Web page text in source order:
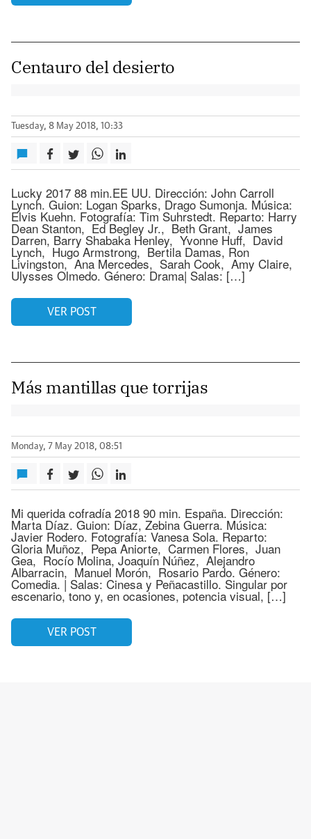
Centauro del desierto
Tuesday, 8 May 2018, 10:33
Lucky 2017 88 min.EE UU. Dirección: John Carroll
Lynch. Guion: Logan Sparks, Drago Sumonja. Música:
Elvis Kuehn. Fotografía: Tim Suhrstedt. Reparto: Harry
Dean Stanton, Ed Begley Jr., Beth Grant, James
Darren, Barry Shabaka Henley, Yvonne Huff, David
Lynch, Hugo Armstrong, Bertila Damas, Ron
Livingston, Ana Mercedes, Sarah Cook, Amy Claire,
Ulysses Olmedo. Género: Drama| Salas: […]
VER POST
Más mantillas que torrijas
Monday, 7 May 2018, 08:51
Mi querida cofradía 2018 90 min. España. Dirección:
Marta Díaz. Guion: Díaz, Zebina Guerra. Música:
Javier Rodero. Fotografía: Vanesa Sola. Reparto:
Gloria Muñoz, Pepa Aniorte, Carmen Flores, Juan
Gea, Rocío Molina, Joaquín Núñez, Alejandro
Albarracin, Manuel Morón, Rosario Pardo. Género:
Comedia. | Salas: Cinesa y Peñacastillo. Singular por
escenario, tono y, en ocasiones, potencia visual, […]
VER POST